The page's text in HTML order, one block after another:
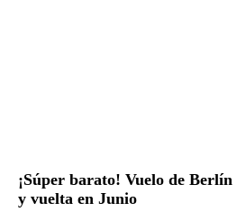
¡Súper barato! Vuelo de
y vuelta en Junio